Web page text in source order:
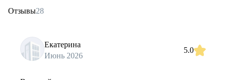
Отзывы28
Екатерина
Июнь 2026
5.0